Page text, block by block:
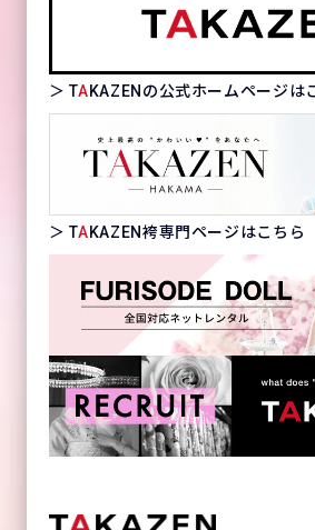
＞ TAKAZENの公式ホームページは
＞ TAKAZEN袴専門ページはこちら